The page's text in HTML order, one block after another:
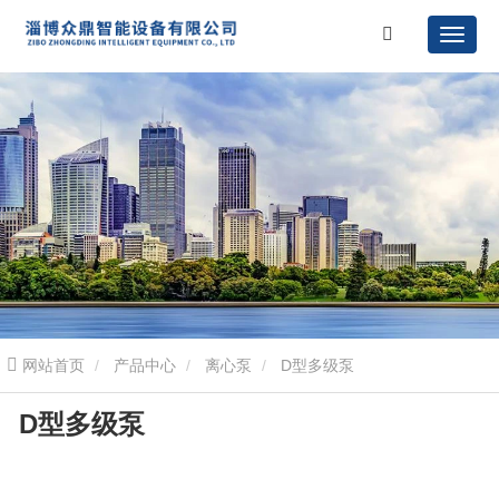
网站首页 产品中心 离心泵 D型多级泵
D型多级泵